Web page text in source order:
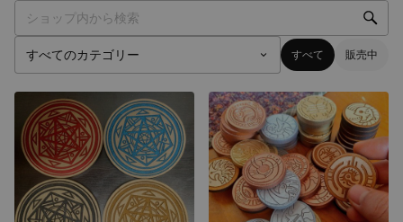
すべて 販売中